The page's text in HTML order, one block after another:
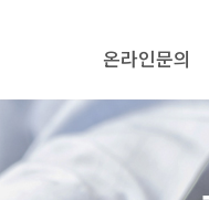
온라인문의
온라인문의